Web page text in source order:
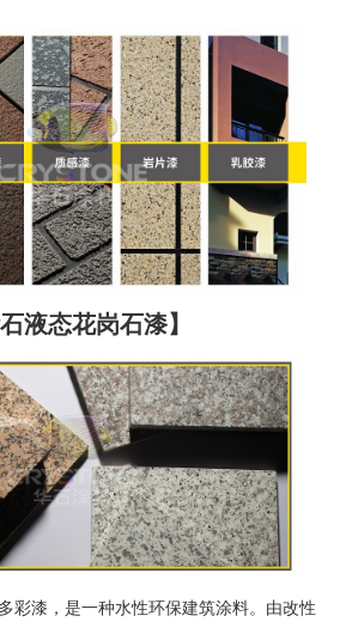
石液态花岗石漆】
彩漆，是一种水性环保建筑涂料。由改性